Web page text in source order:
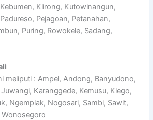
Klirong, Kutowinangun,
Pejagoan, Petanahan,
Puring, Rowokele, Sadang,
meliputi : Ampel, Andong, Banyudono,
Karanggede, Kemusu, Klego,
Ngemplak, Nogosari, Sambi, Sawit,
Wonosegoro